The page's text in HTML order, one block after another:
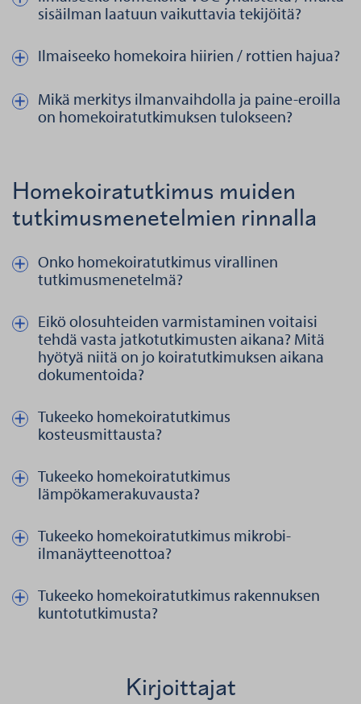
sisäilman laatuun vaikuttavia tekijöitä?
Ilmaiseeko homekoira hiirien / rottien hajua?
Näytä kautta piilota teksti aiheesta Ilmaiseeko homekoira hiirien
Mikä merkitys ilmanvaihdolla ja paine-eroilla
on homekoiratutkimuksen tulokseen?
Näytä kautta piilota teksti aiheesta Mikä merkitys
Homekoiratutkimus muiden
tutkimusmenetelmien rinnalla
Onko homekoiratutkimus virallinen
tutkimusmenetelmä?
Näytä kautta piilota teksti aiheesta Onko homekoiratutkimus
Eikö olosuhteiden varmistaminen voitaisi
tehdä vasta jatkotutkimusten aikana? Mitä
hyötyä niitä on jo koiratutkimuksen aikana
dokumentoida?
Näytä kautta piilota teksti aiheesta Eikö olosuhteiden
Tukeeko homekoiratutkimus
kosteusmittausta?
Näytä kautta piilota teksti aiheesta Tukeeko homekoiratutkimus
Tukeeko homekoiratutkimus
lämpökamerakuvausta?
Näytä kautta piilota teksti aiheesta Tukeeko homekoiratutkimus
Tukeeko homekoiratutkimus mikrobi-
ilmanäytteenottoa?
Näytä kautta piilota teksti aiheesta Tukeeko
Tukeeko homekoiratutkimus rakennuksen
kuntotutkimusta?
Näytä kautta piilota teksti aiheesta Tukeeko
Kirjoittajat